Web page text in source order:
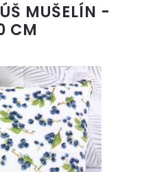
MUŠELÍN -
CM